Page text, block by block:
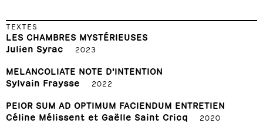
TEXTES
LES CHAMBRES MYSTÉRIEUSES
Julien Syrac
2023
MELANCOLIATE NOTE D'INTENTION
Sylvain Fraysse
2022
PEIOR SUM AD OPTIMUM FACIENDUM ENTRETIEN
Céline Mélissent et Gaëlle Saint Cricq
2020